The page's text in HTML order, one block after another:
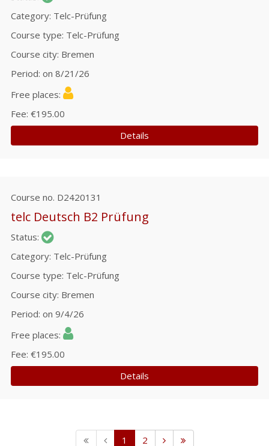
Category Telc-Prüfung
Course type Telc-Prüfung
Course city Bremen
Period on 8/21/26
Free places
Fee €195.00
Details
Course no. D2420131
telc Deutsch B2 Prüfung
Status
Category Telc-Prüfung
Course type Telc-Prüfung
Course city Bremen
Period on 9/4/26
Free places
Fee €195.00
Details
1 2